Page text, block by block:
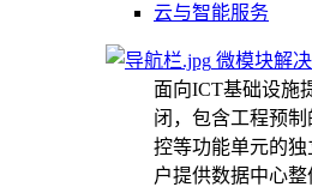
云与智能服务
微模块解
面向ICT基础设施
闭，包含工程预
控等功能单元的
户提供数据中心